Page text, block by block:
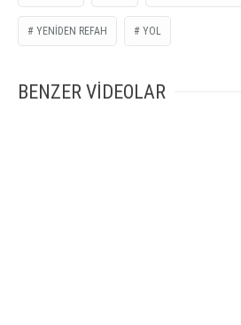
YENIDEN REFAH YOL
BENZER VİDEOLAR